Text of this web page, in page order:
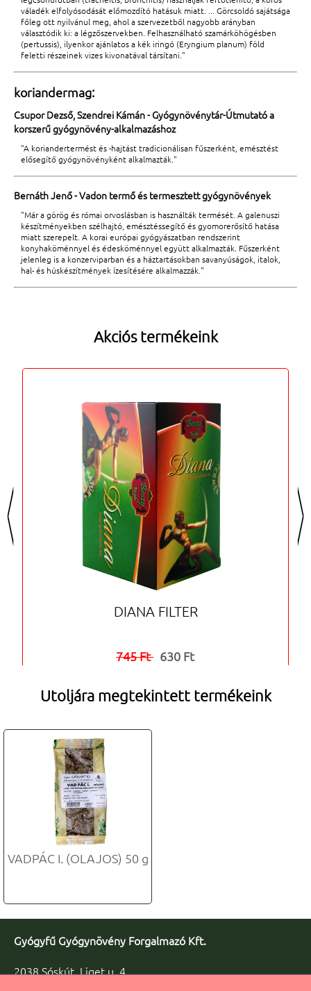
váladék elfolyósodását előmozdító hatásuk miatt. ... Görcsoldó sajátsága
főleg ott nyilvánul meg, ahol a szervezetből nagyobb arányban
választódik ki: a légzőszervekben. Felhasználható szamárköhögésben
(pertussis), ilyenkor ajánlatos a kék iringó (Eryngium planum) föld
feletti részeinek vizes kivonatával társítani."
koriandermag:
Csupor Dezső, Szendrei Kámán - Gyógynövénytár-Útmutató a
korszerű gyógynövény-alkalmazáshoz
"A koriandertermést és -hajtást tradicionálisan fűszerként, emésztést
elősegítő gyógynövényként alkalmazták."
Bernáth Jenő - Vadon termő és termesztett gyógynövények
"Már a görög és római orvoslásban is használták termését. A galenuszi
készítményekben szélhajtó, emésztéssegítő és gyomorerősítő hatása
miatt szerepelt. A korai európai gyógyászatban rendszerint
konyhaköménnyel és édesköménnyel együtt alkalmazták. Fűszerként
jelenleg is a konzerviparban és a háztartásokban savanyúságok, italok,
hal- és húskészítmények ízesítésére alkalmazzák."
Akciós termékeink
<
DIANA FILTER
745 Ft 630 Ft
>
Utoljára megtekintett termékeink
VADPÁC I. (OLAJOS) 50 g
Gyógyfű Gyógynövény Forgalmazó Kft.
2038 Sóskút, Liget u. 4.